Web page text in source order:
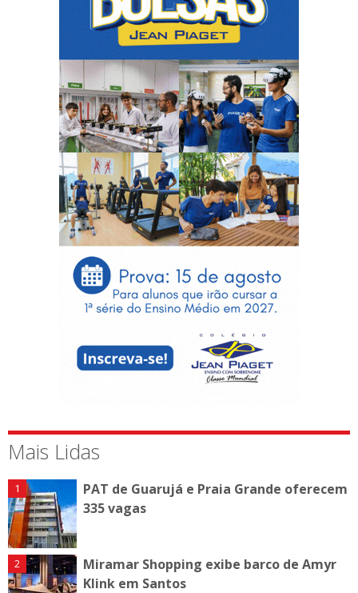
Mais Lidas
PAT de Guarujá e Praia Grande oferecem
335 vagas
Miramar Shopping exibe barco de Amyr
Klink em Santos